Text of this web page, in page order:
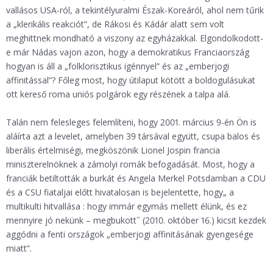
vallásos USA-ról, a tekintélyuralmi Észak-Koreáról, ahol nem tűrik
a „klerikális reakciót”, de Rákosi és Kádár alatt sem volt
meghittnek mondható a viszony az egyházakkal. Elgondolkodott-
e már Nádas vajon azon, hogy a demokratikus Franciaország
hogyan is áll a „folklorisztikus igénnyel” és az „emberjogi
affinitással”? Főleg most, hogy útilaput kötött a boldogulásukat
ott kereső roma uniós polgárok egy részének a talpa alá.
Talán nem felesleges felemlíteni, hogy 2001. március 9-én Ön is
aláírta azt a levelet, amelyben 39 társával együtt, csupa balos és
liberális értelmiségi, megköszönik Lionel Jospin francia
miniszterelnöknek a zámolyi romák befogadását. Most, hogy a
franciák betiltották a burkát és Angela Merkel Potsdamban a CDU
és a CSU fiataljai előtt hivatalosan is bejelentette, hogy„ a
multikulti hitvallása : hogy immár egymás mellett élünk, és ez
mennyire jó nekünk – megbukott˝ (2010. október 16.) kicsit kezdek
aggódni a fenti országok „emberjogi affinitásának gyengesége
miatt”.